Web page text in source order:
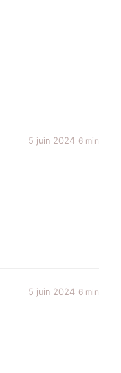
5 juin 2024 6 min
5 juin 2024 6 min